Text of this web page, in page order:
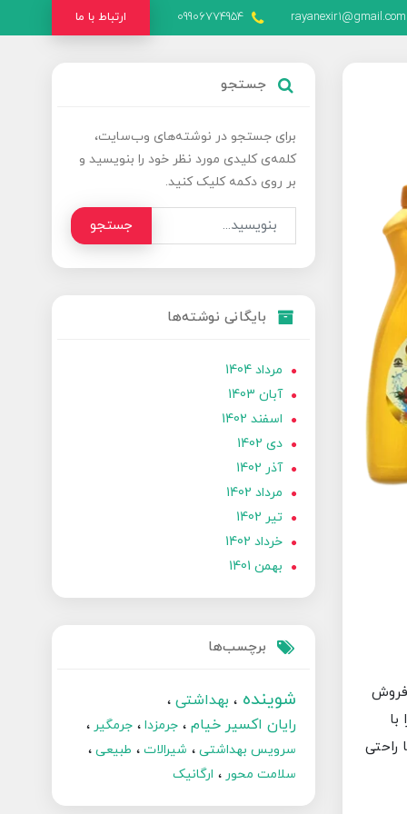
rayanexir1@gmail.com
09906774954 ارتباط با ما
فروش
راحتی
جستجو
برای جستجو در نوشته‌های وب‌سایت،
کلمه‌ی کلیدی مورد نظر خود را بنویسید و
بر روی دکمه کلیک کنید.
جستجو
بایگانی نوشته‌ها
مرداد 1404
آبان 1403
اسفند 1402
دی 1402
آذر 1402
مرداد 1402
تير 1402
خرداد 1402
بهمن 1401
برچسب‌ها
شوینده
بهداشتی
رایان اکسیر خیام
جرمزدا
جرمگیر
سرویس بهداشتی
شیرالات
طبیعی
سلامت محور
ارگانیک